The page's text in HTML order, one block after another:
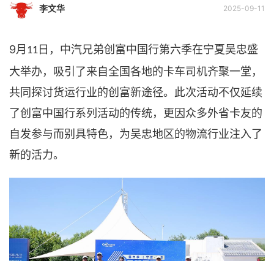
2025-09-11
李文华
9月 11 日，中汽兄弟创富中国行第六季在宁夏吴忠盛
大举办，吸引了来自全国各地的卡车司机齐聚一堂，
共同探讨货运行业的创富新途径。此次活动不仅延续
了创富中国行系列活动的传统，更因众多外省卡友的
自发参与而别具特色，为吴忠地区的物流行业注入了
新的活力。